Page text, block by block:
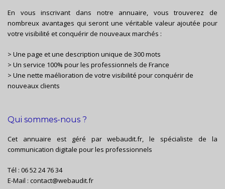
En vous inscrivant dans notre annuaire, vous trouverez de
nombreux avantages qui seront une véritable valeur ajoutée pour
votre visibilité et conquérir de nouveaux marchés :
> Une page et une description unique de 300 mots
> Un service 100% pour les professionnels de France
> Une nette maélioration de votre visibilité pour conquérir de
nouveaux clients
Qui sommes-nous ?
Cet annuaire est géré parwebaudit.fr, le spécialiste de la
communication digitale pour les professionnels
Tél : 06 52 24 76 34
E-Mail : contact@webaudit.fr